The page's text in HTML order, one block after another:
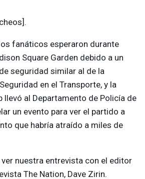
fanáticos esperaron durante
Square Garden debido a un
seguridad similar al de la
en el Transporte, y la
llevó al Departamento de Policía de
un evento para ver el partido a
que habría atraído a miles de
ver nuestra entrevista con el editor
The Nation, Dave Zirin.